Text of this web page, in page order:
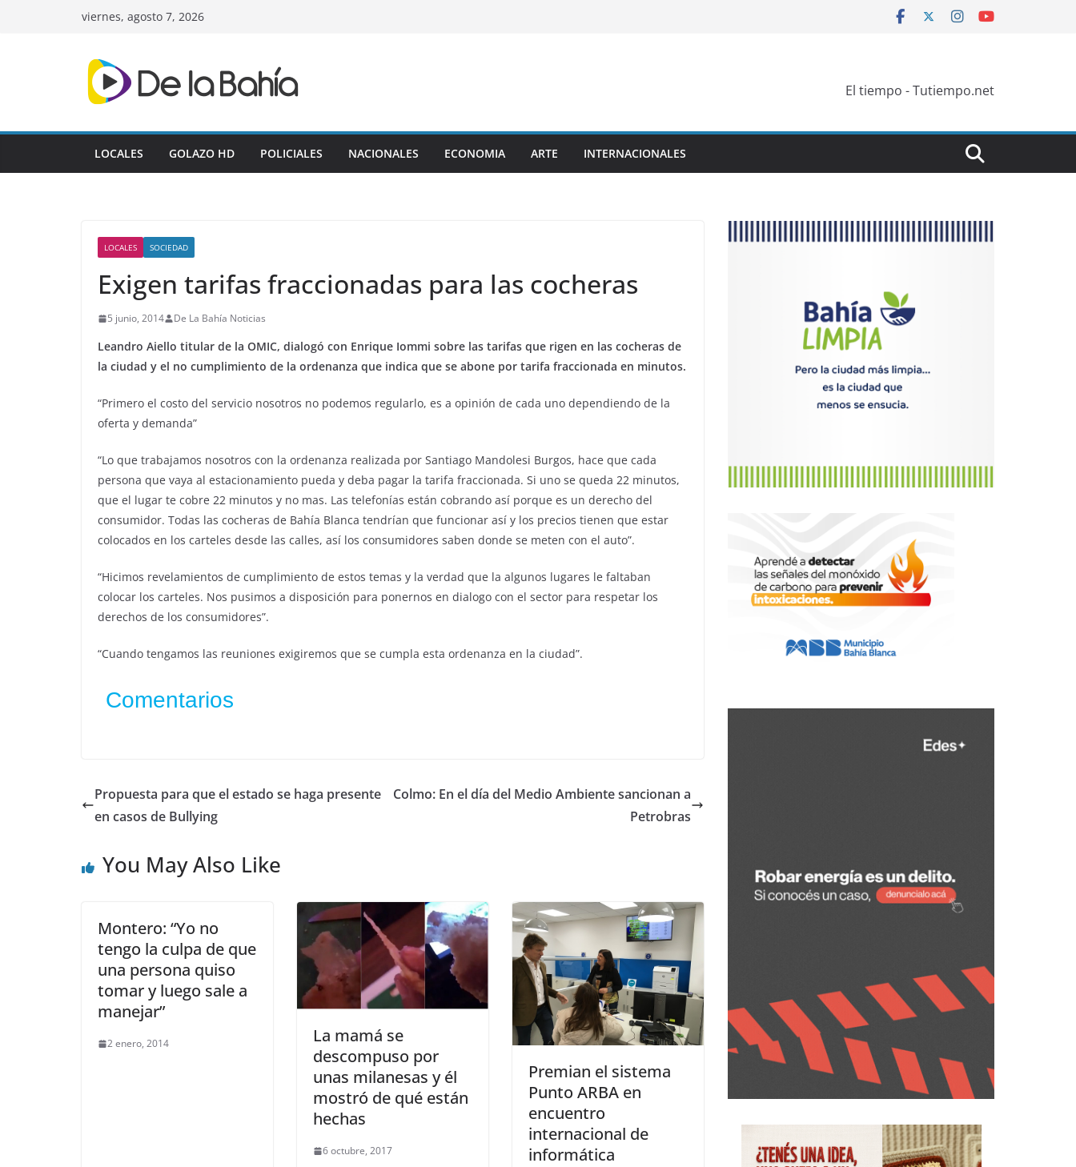
viernes, agosto 7, 2026
El tiempo - Tutiempo.net
LOCALES GOLAZO HD POLICIALES NACIONALES ECONOMIA ARTE INTERNACIONALES
LOCALES SOCIEDAD
Exigen tarifas fraccionadas para las cocheras
5 junio, 2014 De La Bahía Noticias
Leandro Aiello titular de la OMIC, dialogó con Enrique Iommi sobre las tarifas que rigen en las cocheras de
la ciudad y el no cumplimiento de la ordenanza que indica que se abone por tarifa fraccionada en minutos.
“Primero el costo del servicio nosotros no podemos regularlo, es a opinión de cada uno dependiendo de la
oferta y demanda”
“Lo que trabajamos nosotros con la ordenanza realizada por Santiago Mandolesi Burgos, hace que cada
persona que vaya al estacionamiento pueda y deba pagar la tarifa fraccionada. Si uno se queda 22 minutos,
que el lugar te cobre 22 minutos y no mas. Las telefonías están cobrando así porque es un derecho del
consumidor. Todas las cocheras de Bahía Blanca tendrían que funcionar así y los precios tienen que estar
colocados en los carteles desde las calles, así los consumidores saben donde se meten con el auto”.
“Hicimos revelamientos de cumplimiento de estos temas y la verdad que la algunos lugares le faltaban
colocar los carteles. Nos pusimos a disposición para ponernos en dialogo con el sector para respetar los
derechos de los consumidores”.
“Cuando tengamos las reuniones exigiremos que se cumpla esta ordenanza en la ciudad”.
Comentarios
Propuesta para que el estado se haga presente
en casos de Bullying
Colmo: En el día del Medio Ambiente sancionan a
Petrobras
You May Also Like
Montero: “Yo no
tengo la culpa de que
una persona quiso
tomar y luego sale a
manejar”
2 enero, 2014
La mamá se
descompuso por
unas milanesas y él
mostró de qué están
hechas
6 octubre, 2017
Premian el sistema
Punto ARBA en
encuentro
internacional de
informática